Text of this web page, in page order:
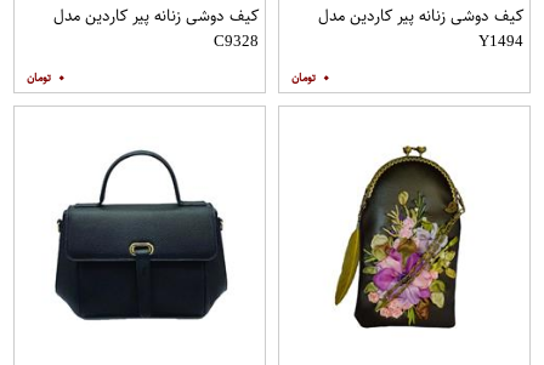
کیف دوشی زنانه پیر کاردین مدل
Y1494
۰
کیف دوشی زنانه پیر کاردین مدل
C9328
۰